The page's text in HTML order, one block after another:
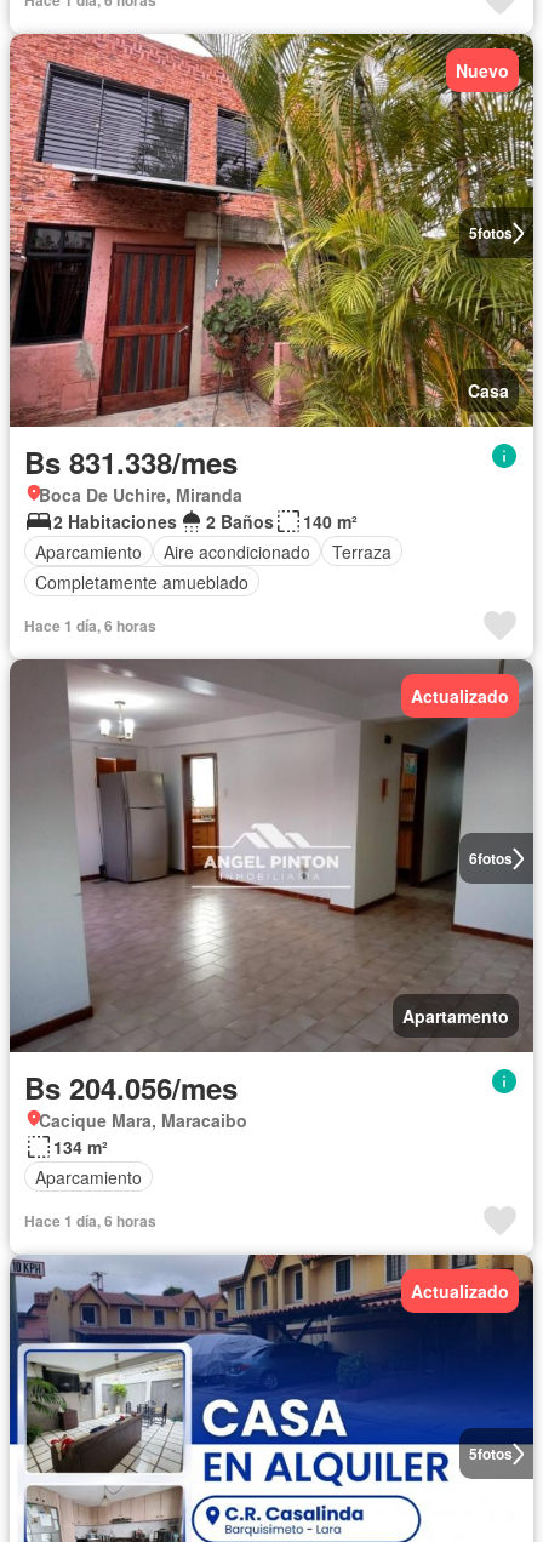
5fotos
Nuevo
Casa
Bs 831.338/mes
Boca De Uchire, Miranda
2 Habitaciones
2 Baños
140 m²
Aparcamiento
Aire acondicionado
Terraza
Completamente amueblado
Hace 1 día, 6 horas
6fotos
Actualizado
Apartamento
Bs 204.056/mes
Cacique Mara, Maracaibo
134 m²
Aparcamiento
Hace 1 día, 6 horas
5fotos
Actualizado